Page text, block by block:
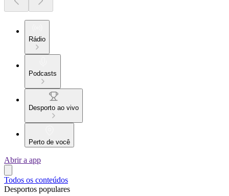
Rádio
Podcasts
Desporto ao vivo
Perto de você
Abrir a app
Todos os conteúdos
Desportos populares